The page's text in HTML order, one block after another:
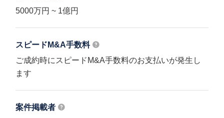
5000万円 ~ 1億円
スピードM&A手数料
ご成約時にスピードM&A手数料のお支払いが発生し
ます
案件掲載者